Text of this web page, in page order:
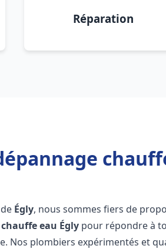
Réparation
Égly, nous sommes fiers de
eau Égly pour répondre à
Nos plombiers expérimentés et